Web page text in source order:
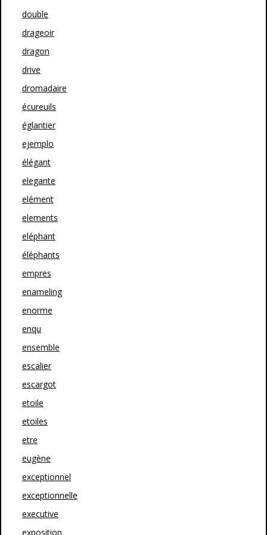
double
drageoir
dragon
drive
dromadaire
écureuils
églantier
ejemplo
élégant
elegante
elément
elements
eléphant
éléphants
empres
enameling
enorme
enqu
ensemble
escalier
escargot
etoile
etoiles
etre
eugène
exceptionnel
exceptionnelle
executive
exposition